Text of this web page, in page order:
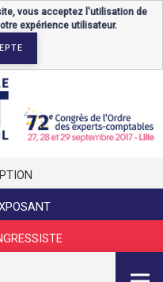
vous acceptez l'utilisation de
expérience utilisateur.